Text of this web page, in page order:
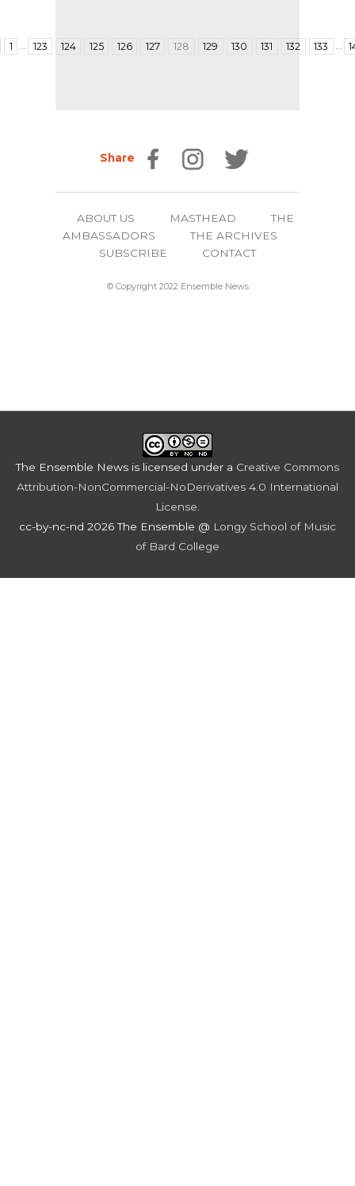
1 123 124 125 126 127 128 129 130 131 132 133
Share
ABOUT US MASTHEAD
THE
AMBASSADORS
THE ARCHIVES
SUBSCRIBE
CONTACT
© Copyright 2022 Ensemble News
The Ensemble News is licensed under a Creative Commons
Attribution-NonCommercial-NoDerivatives 4.0 International
License
cc-by-nc-nd 2026 The Ensemble @ Longy School of Music
of Bard College